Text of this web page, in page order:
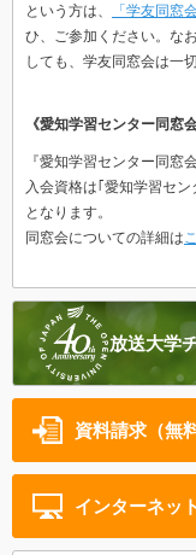
という方は、
「学友同窓
ひ、ご参加ください。な
しても、学友同窓会は一
《愛知学習センター同窓会
『愛知学習センター同窓
入会資格は｢愛知学習セ
となります。
同窓会についての詳細は
放送大学
資料請求（無料
インターネット